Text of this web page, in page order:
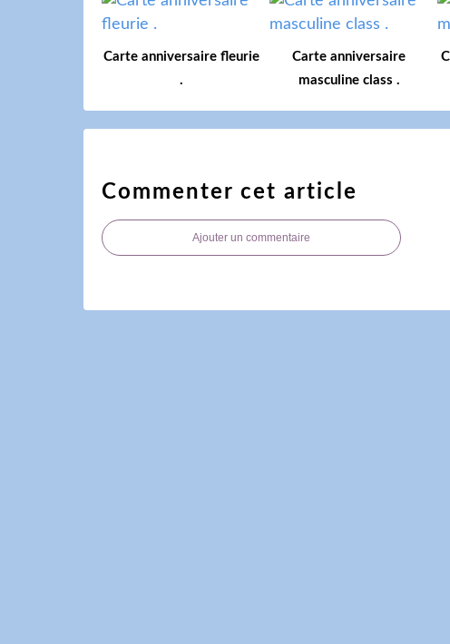
Carte anniversaire fleurie
.
Carte anniversaire
masculine class .
Commenter cet article
Ajouter un commentaire